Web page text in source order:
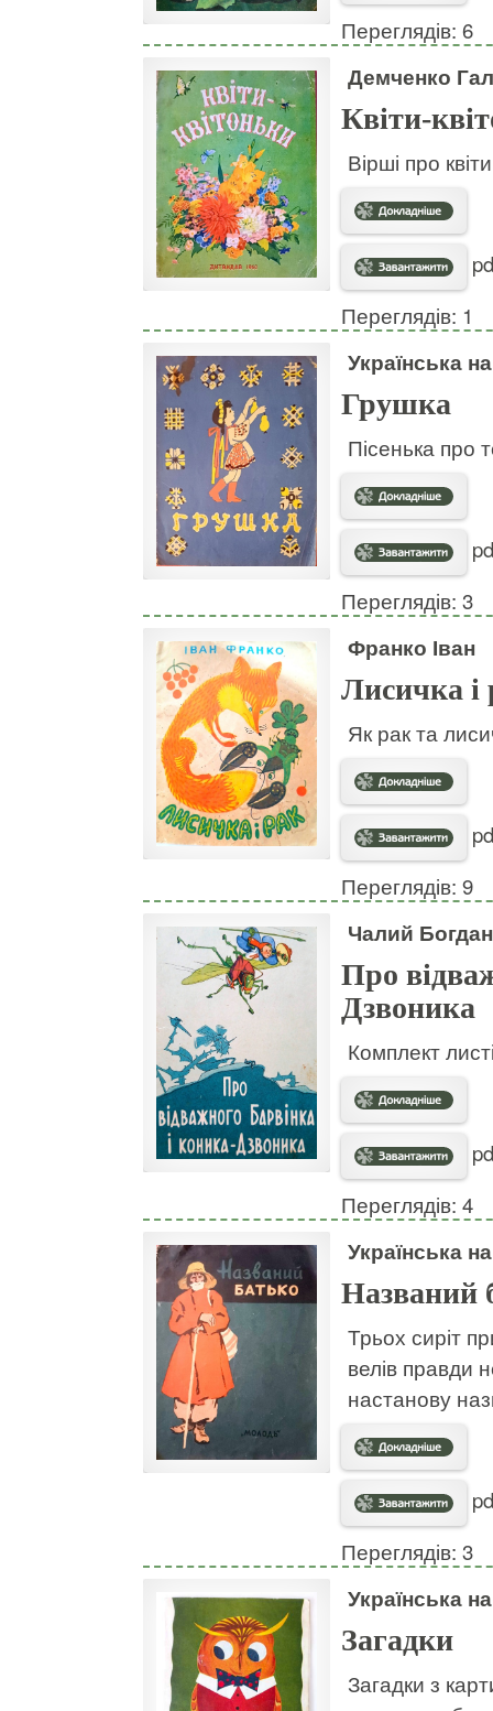
Переглядів: 6
Демченко
Квіти-
Вірші про
Переглядів: 1
Українська
Грушка
Пісенька про
Переглядів: 3
Франко Іван
Лисичка і
Як рак та
Переглядів: 9
Чалий
Про
Дзвоника
Комплект
Переглядів: 4
Українська
Названий
Трьох сиріт
велів правди
настанову
Переглядів: 3
Українська
Загадки
Загадки з